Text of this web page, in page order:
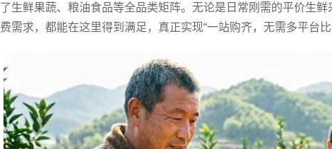
了生鲜果蔬、粮油食品等全品类矩阵。无论是日常刚需的平价生
费需求，都能在这里得到满足，真正实现“一站购齐，无需多平台比